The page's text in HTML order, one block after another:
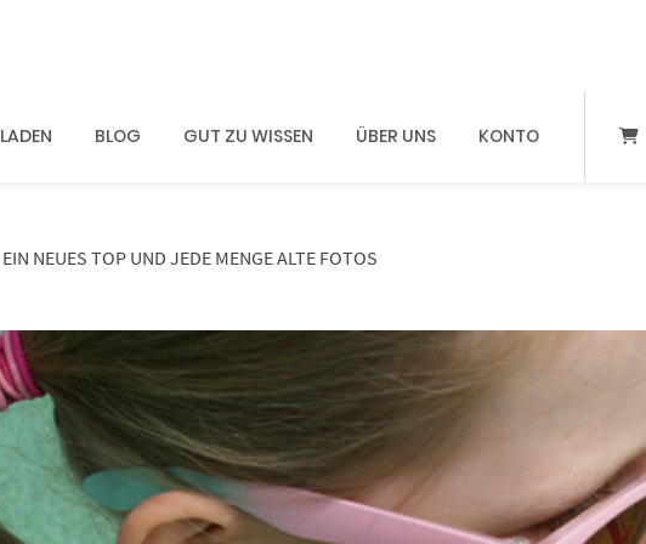
LADEN BLOG GUT ZU WISSEN ÜBER UNS KONTO
EIN NEUES TOP UND JEDE MENGE ALTE FOTOS